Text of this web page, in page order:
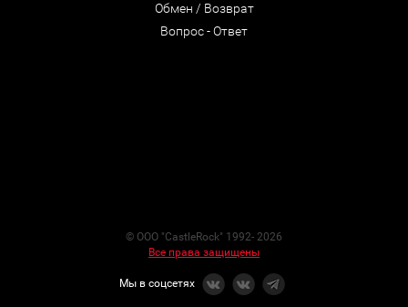
Обмен / Возврат
Вопрос - Ответ
© ООО "CastleRock" 1992- 2026
Все права защищены
Мы в соцсетях